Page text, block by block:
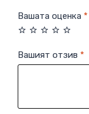
Вашата оценка *
Вашият отзив *